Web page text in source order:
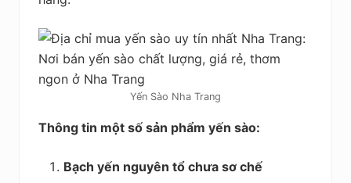
Yến Sào Nha Trang
Thông tin một số sản phẩm yến sào:
Bạch yến nguyên tổ chưa sơ chế